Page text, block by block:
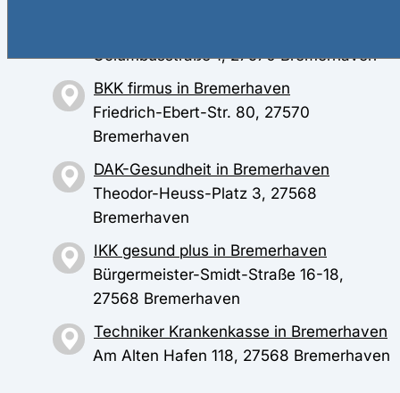
Columbusstraße 1, 27570 Bremerhaven
BKK firmus in Bremerhaven
Friedrich-Ebert-Str. 80, 27570
Bremerhaven
DAK-Gesundheit in Bremerhaven
Theodor-Heuss-Platz 3, 27568
Bremerhaven
IKK gesund plus in Bremerhaven
Bürgermeister-Smidt-Straße 16-18,
27568 Bremerhaven
Techniker Krankenkasse in Bremerhaven
Am Alten Hafen 118, 27568 Bremerhaven